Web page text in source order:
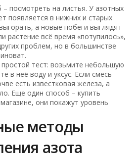
посмотреть на листья. У азотных
появляется в нижних и старых
а новые побеги выглядят
растение всё время «потупилось»,
проблем, но в большинстве
тест: возьмите небольшую
в неё воду и уксус. Если смесь
есть известковая железа, а
Еще один способ – купить
они покажут уровень
методы
азота